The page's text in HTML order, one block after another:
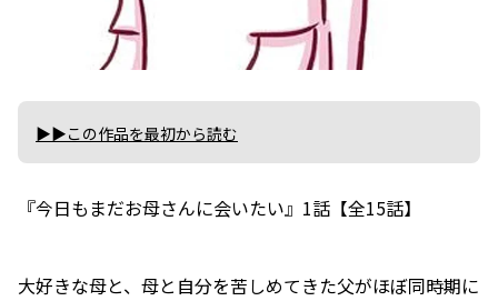
▶▶この作品を最初から読む
『今日もまだお母さんに会いたい』1話【全15話】
大好きな母と、母と自分を苦しめてきた父がほぼ同時期に